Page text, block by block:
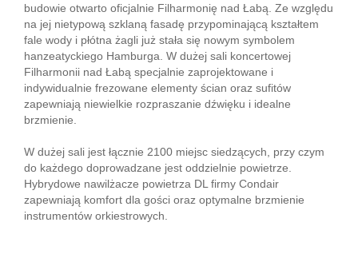
budowie otwarto oficjalnie Filharmonię nad Łabą. Ze względu
na jej nietypową szklaną fasadę przypominającą kształtem
fale wody i płótna żagli już stała się nowym symbolem
hanzeatyckiego Hamburga. W dużej sali koncertowej
Filharmonii nad Łabą specjalnie zaprojektowane i
indywidualnie frezowane elementy ścian oraz sufitów
zapewniają niewielkie rozpraszanie dźwięku i idealne
brzmienie.
W dużej sali jest łącznie 2100 miejsc siedzących, przy czym
do każdego doprowadzane jest oddzielnie powietrze.
Hybrydowe nawilżacze powietrza DL firmy Condair
zapewniają komfort dla gości oraz optymalne brzmienie
instrumentów orkiestrowych.